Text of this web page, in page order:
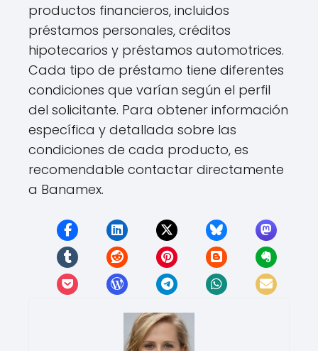
productos financieros, incluidos
préstamos personales, créditos
hipotecarios y préstamos automotrices.
Cada tipo de préstamo tiene diferentes
condiciones que varían según el perfil
del solicitante. Para obtener información
específica y detallada sobre las
condiciones de cada producto, es
recomendable contactar directamente
a Banamex.